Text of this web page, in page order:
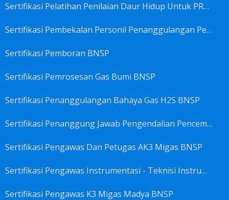
Sertifikasi Pelatihan Penilaian Daur Hidup Untuk PROPER (Life Cycle Asssment) BNSP
Sertifikasi Pembekalan Personil Penanggulangan Pencemaran Tingkat On-Scene Commander (IMO Level 2) BNSP
Sertifikasi Pemboran BNSP
Sertifikasi Pemrosesan Gas Bumi BNSP
Sertifikasi Penanggulangan Bahaya Gas H2S BNSP
Sertifikasi Penanggung Jawab Pengendalian Pencemaran Udara BNSP
Sertifikasi Pengawas Dan Petugas AK3 Migas BNSP
Sertifikasi Pengawas Instrumentasi - Teknisi Instrumentasi Tingkat 1 Dan 2 BNSP
Sertifikasi Pengawas K3 Migas Madya BNSP